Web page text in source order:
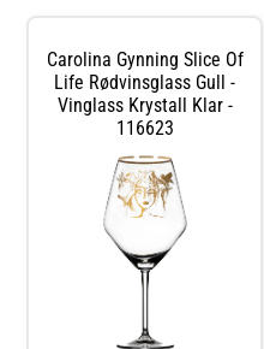
Carolina Gynning Slice Of
Life Rødvinsglass Gull -
Vinglass Krystall Klar -
116623